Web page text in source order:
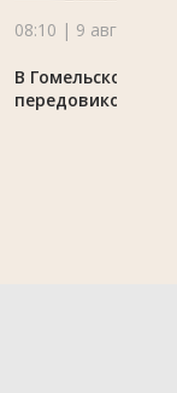
08:10 | 9 августа |
В Гомельском
передовиков